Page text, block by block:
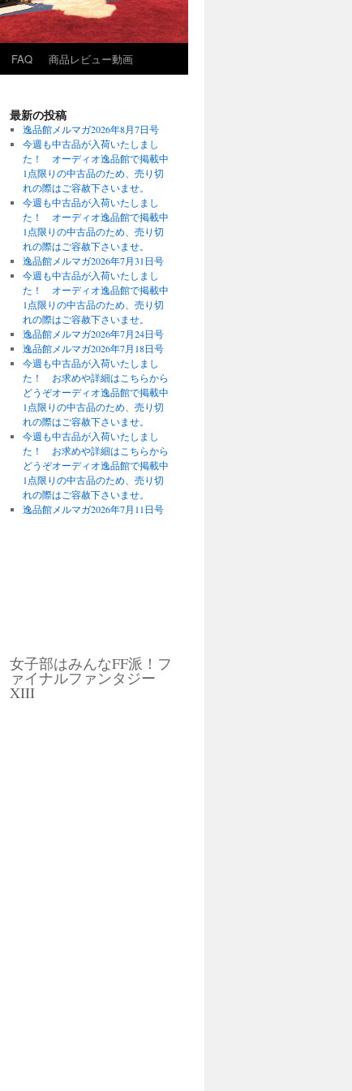
FAQ 商品レビュー動画
最新の投稿
逸品館メルマガ2026年8月7日号
今週も中古品が入荷いたしまし
た！ オーディオ逸品館で掲載中
1点限りの中古品のため、売り切
れの際はご容赦下さいませ。
今週も中古品が入荷いたしまし
た！ オーディオ逸品館で掲載中
1点限りの中古品のため、売り切
れの際はご容赦下さいませ。
逸品館メルマガ2026年7月31日号
今週も中古品が入荷いたしまし
た！ オーディオ逸品館で掲載中
1点限りの中古品のため、売り切
れの際はご容赦下さいませ。
逸品館メルマガ2026年7月24日号
逸品館メルマガ2026年7月18日号
今週も中古品が入荷いたしまし
た！ お求めや詳細はこちらから
どうぞオーディオ逸品館で掲載中
1点限りの中古品のため、売り切
れの際はご容赦下さいませ。
今週も中古品が入荷いたしまし
た！ お求めや詳細はこちらから
どうぞオーディオ逸品館で掲載中
1点限りの中古品のため、売り切
れの際はご容赦下さいませ。
逸品館メルマガ2026年7月11日号
女子部はみんなFF派！フ
ァイナルファンタジー
XIII